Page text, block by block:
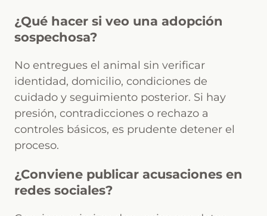
¿Qué hacer si veo una adopción
sospechosa?
No entregues el animal sin verificar
identidad, domicilio, condiciones de
cuidado y seguimiento posterior. Si hay
presión, contradicciones o rechazo a
controles básicos, es prudente detener el
proceso.
¿Conviene publicar acusaciones en
redes sociales?